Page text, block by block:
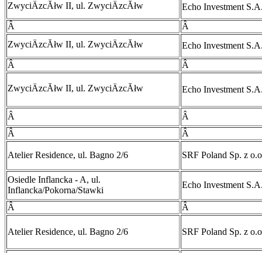
ZwyciÄzcĂłw II, ul. ZwyciÄzcĂłw
Echo Investment
Â
Â
ZwyciÄzcĂłw II, ul. ZwyciÄzcĂłw
Echo Investment
Â
Â
ZwyciÄzcĂłw II, ul. ZwyciÄzcĂłw Echo Investment
Â
Â
Â
Â
Atelier Residence, ul. Bagno 2/6 SRF Poland Sp. z
Osiedle Inflancka - A, ul.
Inflancka/Pokorna/Stawki
Echo Investment
Â Â
Atelier Residence, ul. Bagno 2/6 SRF Poland Sp. z